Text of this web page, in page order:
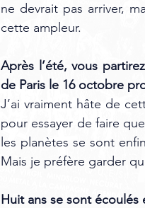
ne devrait pas arriver,
cette ampleur.
Après l’été, vous
de Paris le 16 octobre
J’ai vraiment hâte de
pour essayer de faire
les planètes se sont
Mais je préfère garder
Huit ans se sont écoulés